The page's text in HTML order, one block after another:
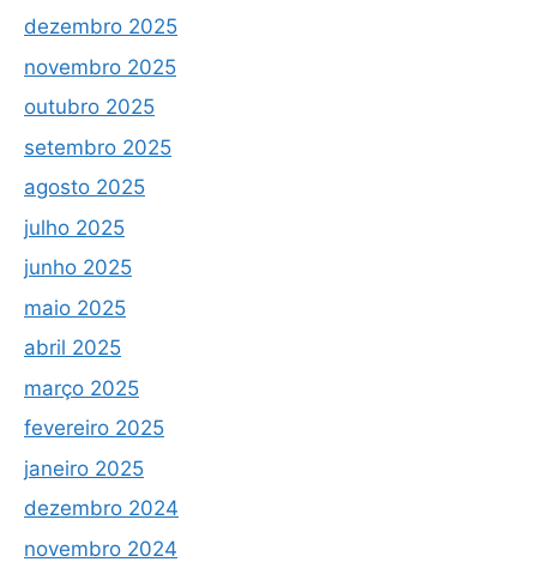
dezembro 2025
novembro 2025
outubro 2025
setembro 2025
agosto 2025
julho 2025
junho 2025
maio 2025
abril 2025
março 2025
fevereiro 2025
janeiro 2025
dezembro 2024
novembro 2024